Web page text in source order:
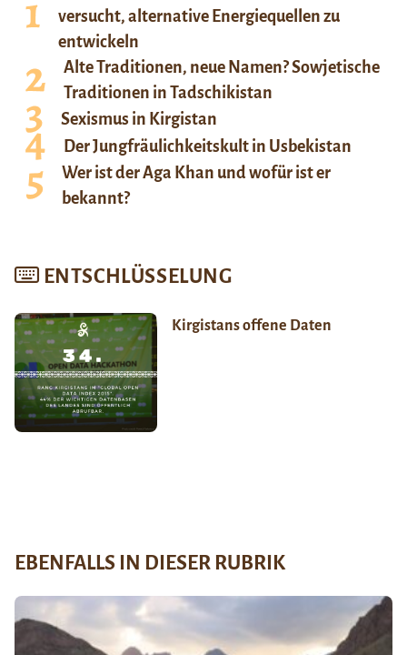
versucht, alternative Energiequellen zu
entwickeln
Alte Traditionen, neue Namen? Sowjetische
Traditionen in Tadschikistan
Sexismus in Kirgistan
Der Jungfräulichkeitskult in Usbekistan
Wer ist der Aga Khan und wofür ist er
bekannt?
ENTSCHLÜSSELUNG
Kirgistans offene Daten
EBENFALLS IN DIESER RUBRIK